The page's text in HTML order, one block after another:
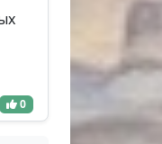
0